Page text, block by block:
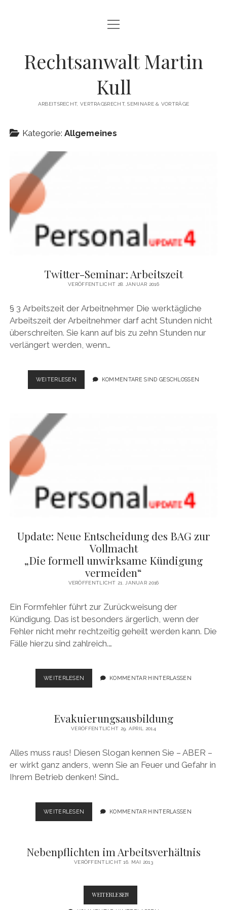
HOME
SEMINARE UND VORTRÄGE
Menü
INTERVIEW ZUM THEMA KÜNDIGUNG
DOWNLOADS
DATENSCHUTZERKLÄRUNG
Menü
öffnen
Rechtsanwalt Martin
Kull
ARBEITSRECHT, VERTRAGSRECHT, SEMINARE & VORTRÄGE
Kategorie: Allgemeines
Twitter-Seminar: Arbeitszeit
VERÖFFENTLICHT 28. JANUAR 2016
§ 3 Arbeitszeit der Arbeitnehmer Die werktägliche
Arbeitszeit der Arbeitnehmer darf acht Stunden nicht
überschreiten. Sie kann auf bis zu zehn Stunden nur
verlängert werden, wenn…
WEITERLESEN TWITTER-
SEMINAR:
KOMMENTARE SIND GESCHLOSSEN
Update: Neue Entscheidung des BAG zur
Vollmacht
„Die formell unwirksame Kündigung
vermeiden“
VERÖFFENTLICHT 21. JANUAR 2016
Ein Formfehler führt zur Zurückweisung der
Kündigung. Das ist besonders ärgerlich, wenn der
Fehler nicht mehr rechtzeitig geheilt werden kann. Die
Fälle hierzu sind zahlreich.…
WEITERLESEN UPDATE:
NEUE
BAG
ZUR
UNWIRKSAME
KÜNDIGUNG
VERMEIDEN“
KOMMENTAR HINTERLASSEN
Evakuierungsausbildung
VERÖFFENTLICHT 29. APRIL 2014
Alles muss raus! Diesen Slogan kennen Sie – ABER –
er wirkt ganz anders, wenn Sie an Feuer und Gefahr in
Ihrem Betrieb denken! Sind…
WEITERLESEN EVAKUIERUNGSAUSBILDUNG
KOMMENTAR HINTERLASSEN
Nebenpflichten im Arbeitsverhältnis
VERÖFFENTLICHT 16. MAI 2013
WEITERLESENNEBENPFLICHTEN
IM